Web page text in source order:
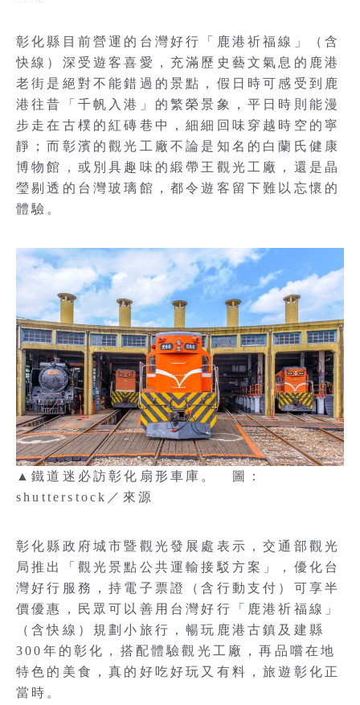
彰化縣目前營運的台灣好行「鹿港祈福線」（含
快線）深受遊客喜愛，充滿歷史藝文氣息的鹿港
老街是絕對不能錯過的景點，假日時可感受到鹿
港往昔「千帆入港」的繁榮景象，平日時則能漫
步走在古樸的紅磚巷中，細細回味穿越時空的寧
靜；而彰濱的觀光工廠不論是知名的白蘭氏健康
博物館，或別具趣味的緞帶王觀光工廠，還是晶
瑩剔透的台灣玻璃館，都令遊客留下難以忘懷的
體驗。
▲鐵道迷必訪彰化扇形車庫。 圖：
shutterstock／來源
彰化縣政府城市暨觀光發展處表示，交通部觀光
局推出「觀光景點公共運輸接駁方案」，優化台
灣好行服務，持電子票證（含行動支付）可享半
價優惠，民眾可以善用台灣好行「鹿港祈福線」
（含快線）規劃小旅行，暢玩鹿港古鎮及建縣
300年的彰化，搭配體驗觀光工廠，再品嚐在地
特色的美食，真的好吃好玩又有料，旅遊彰化正
當時。